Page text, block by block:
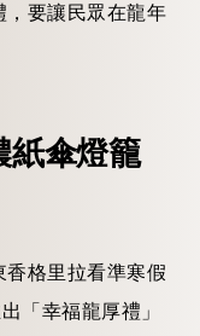
要讓民眾在龍年
紙傘燈籠
格里拉看準寒假
「幸福龍厚禮」